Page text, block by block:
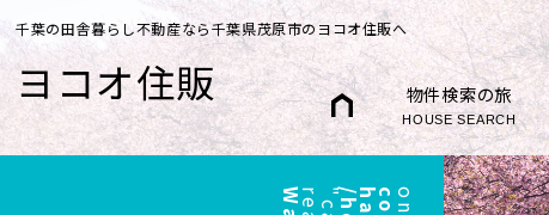
千葉の田舎暮らし不動産なら千葉県茂原市のヨコオ住販へ
ヨコオ住販 物件検索の旅
HOUSE SEARCH